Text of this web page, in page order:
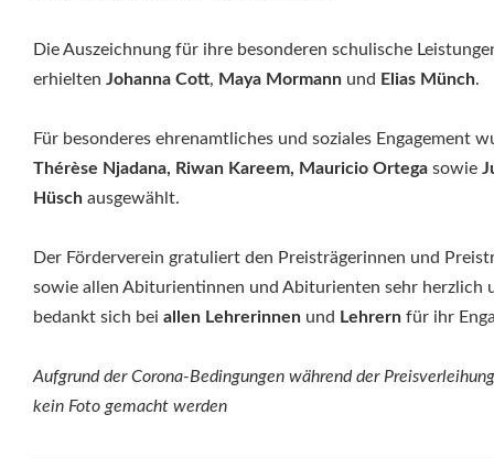
Die Auszeichnung für ihre besonderen schulische
erhielten Johanna Cott, Maya Mormann und Elias Münch.
Für besonderes ehrenamtliches und soziales Engagement
Thérèse Njadana, Riwan Kareem, Mauricio Ortega sowie
Hüsch ausgewählt.
Der Förderverein gratuliert den Preisträgerinnen und
sowie allen Abiturientinnen und Abiturienten sehr herzlich
bedankt sich bei allen Lehrerinnen und Lehrern für ihr
Aufgrundder Corona-Bedingungen während der
kein Foto gemacht werden